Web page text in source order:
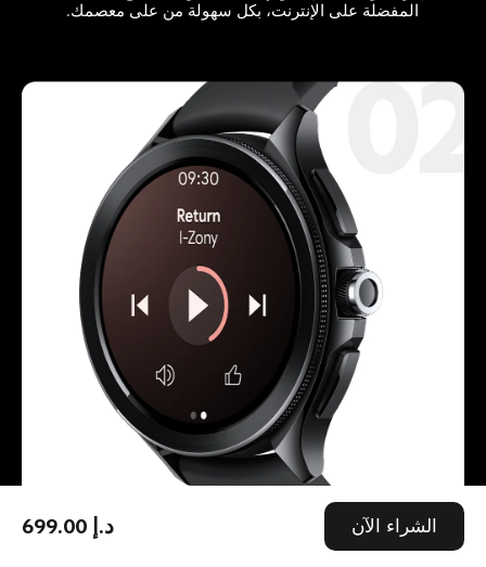
699.00 د.إ الشراء الآن
المفضلة على الإنترنت، بكل سهولة من على معصمك.